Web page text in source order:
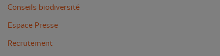
Conseils biodiversité
Espace Presse
Recrutement